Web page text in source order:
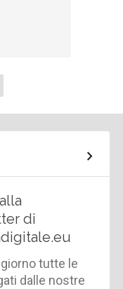
di
tutte le
dalle nostre